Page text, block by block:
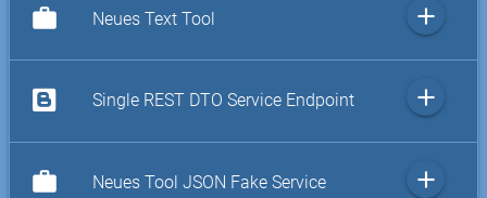
work Neues Text Tool add
Single REST DTO Service Endpoint add
work Neues Tool JSON Fake Service add